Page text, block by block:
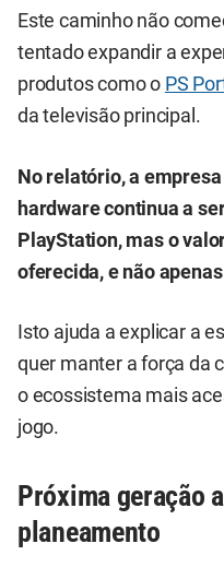
Este caminho não
tentado expandir a
produtos como o PS
da televisão principal.
No relatório, a
hardware continua a
PlayStation, mas o
oferecida, e não
Isto ajuda a explicar a
quer manter a força da
o ecossistema mais
jogo.
Próxima geração
planeamento